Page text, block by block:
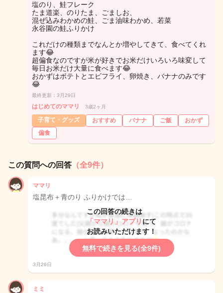
塩のり、鮭フレーク
たま道楽、のりたま、ごましお、
混ぜ込みわかめの鮭、ごま油味わかめ、若菜
永谷園の鮭ふりかけ
これだけの種類までなんとか増やしてきて、食べてくれ
ます😂
超偏食なのですが米が好きでお米だけいろいろ味変して
毎日お米だけ大量に食べます😂
おかずはポテトとエビフライ、卵焼き、バナナのみです
😂
最終更新：3月29日
はじめてのママリ 3歳2ヶ月
子育て・グッズ おすすめ バナナ ご飯
おかず
偏食
この質問への回答 （全9件）
ママリ
塩昆布＋青のり ふりかけでは…
この回答の続きは
「ママリ」アプリ にて
お読みいただけます！
無料で続きを見る(全9件)
3月26日
ミミ